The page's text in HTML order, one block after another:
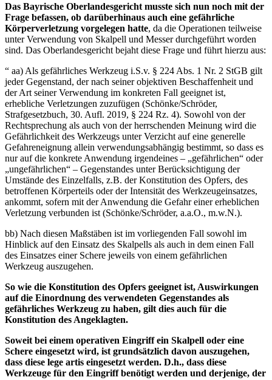
Das Bayrische Oberlandesgericht musste sich nun noch mit der
Frage befassen, ob darüberhinaus auch eine gefährliche
Körperverletzung vorgelegen hatte, da die Operationen teilweise
unter Verwendung von Skalpell und Messer durchgeführt worden
sind. Das Oberlandesgericht bejaht diese Frage und führt hierzu aus:
“ aa) Als gefährliches Werkzeug i.S.v. § 224 Abs. 1 Nr. 2 StGB gilt
jeder Gegenstand, der nach seiner objektiven Beschaffenheit und
der Art seiner Verwendung im konkreten Fall geeignet ist,
erhebliche Verletzungen zuzufügen (Schönke/Schröder,
Strafgesetzbuch, 30. Aufl. 2019, § 224 Rz. 4). Sowohl von der
Rechtsprechung als auch von der herrschenden Meinung wird die
Gefährlichkeit des Werkzeugs unter Verzicht auf eine generelle
Gefahreneignung allein verwendungsabhängig bestimmt, so dass es
nur auf die konkrete Anwendung irgendeines – „gefährlichen“ oder
„ungefährlichen“ – Gegenstandes unter Berücksichtigung der
Umstände des Einzelfalls, z.B. der Konstitution des Opfers, des
betroffenen Körperteils oder der Intensität des Werkzeugeinsatzes,
ankommt, sofern mit der Anwendung die Gefahr einer erheblichen
Verletzung verbunden ist (Schönke/Schröder, a.a.O., m.w.N.).
bb) Nach diesen Maßstäben ist im vorliegenden Fall sowohl im
Hinblick auf den Einsatz des Skalpells als auch in dem einen Fall
des Einsatzes einer Schere jeweils von einem gefährlichen
Werkzeug auszugehen.
So wie die Konstitution des Opfers geeignet ist, Auswirkungen
auf die Einordnung des verwendeten Gegenstandes als
gefährliches Werkzeug zu haben, gilt dies auch für die
Konstitution des Angeklagten.
Soweit bei einem operativen Eingriff ein Skalpell oder eine
Schere eingesetzt wird, ist grundsätzlich davon auszugehen,
dass diese lege artis eingesetzt werden. D.h., dass diese
Werkzeuge für den Eingriff benötigt werden und derjenige, der